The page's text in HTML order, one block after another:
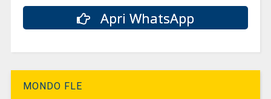
Apri WhatsApp
MONDO FLE